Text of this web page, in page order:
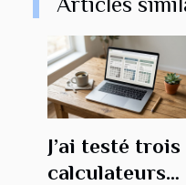
J’ai testé trois
calculateurs